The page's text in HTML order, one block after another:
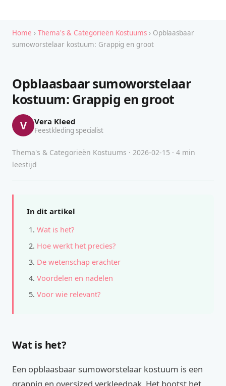
Home › Thema's & Categorieën Kostuums › Opblaasbaar
sumoworstelaar kostuum: Grappig en groot
Opblaasbaar sumoworstelaar
kostuum: Grappig en groot
V Vera Kleed
Feestkleding specialist
Thema's & Categorieën Kostuums · 2026-02-15 · 4 min
leestijd
In dit artikel
Wat is het?
Hoe werkt het precies?
De wetenschap erachter
Voordelen en nadelen
Voor wie relevant?
Wat is het?
Een opblaasbaar sumoworstelaar kostuum is een